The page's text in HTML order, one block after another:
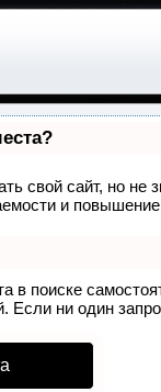
свой сайт, но
и
в поиске
Если ни один